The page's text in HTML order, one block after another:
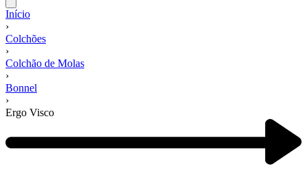
Início
›
Colchões
›
Colchão de Molas
›
Bonnel
›
Ergo Visco
de
produtos